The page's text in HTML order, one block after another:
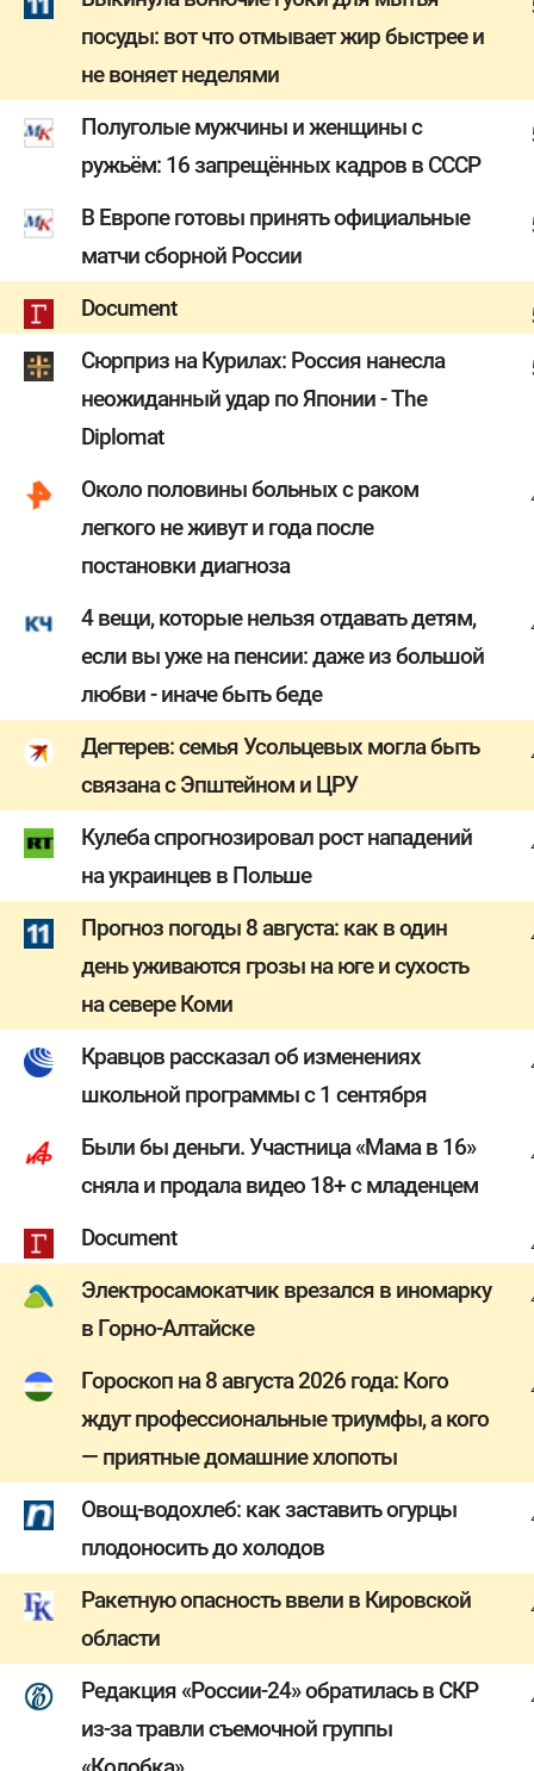
посуды: вот что отмывает жир быстрее и
не воняет неделями
Полуголые мужчины и женщины с
ружьём: 16 запрещённых кадров в СССР
В Европе готовы принять официальные
матчи сборной России
Document
Сюрприз на Курилах: Россия нанесла
неожиданный удар по Японии - The
Diplomat
Около половины больных с раком
легкого не живут и года после
постановки диагноза
4 вещи, которые нельзя отдавать детям,
если вы уже на пенсии: даже из большой
любви - иначе быть беде
Дегтерев: семья Усольцевых могла быть
связана с Эпштейном и ЦРУ
Кулеба спрогнозировал рост нападений
на украинцев в Польше
Прогноз погоды 8 августа: как в один
день уживаются грозы на юге и сухость
на севере Коми
Кравцов рассказал об изменениях
школьной программы с 1 сентября
Были бы деньги. Участница «Мама в 16»
сняла и продала видео 18+ с младенцем
Document
Электросамокатчик врезался в иномарку
в Горно-Алтайске
Гороскоп на 8 августа 2026 года: Кого
ждут профессиональные триумфы, а кого
— приятные домашние хлопоты
Овощ-водохлеб: как заставить огурцы
плодоносить до холодов
Ракетную опасность ввели в Кировской
области
Редакция «России-24» обратилась в СКР
из-за травли съемочной группы